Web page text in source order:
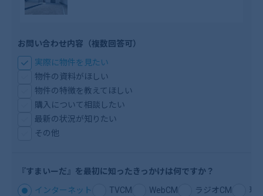
お問い合わせ内容（複数回答可）
実際に物件を見たい
物件の資料がほしい
物件の特徴を教えてほしい
購入について相談したい
最新の状況が知りたい
その他
『すまいーだ』を最初に知ったきっかけは何ですか？
インターネット TVCM WebCM ラジオCM 現